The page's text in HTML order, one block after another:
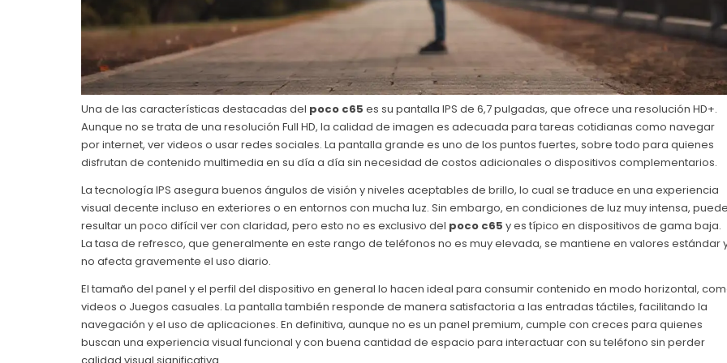
Una de las características destacadas del poco c65 es su pantalla IPS de 6,7 pulgadas, que ofrece una resolución HD+.
Aunque no se trata de una resolución Full HD, la calidad de imagen es adecuada para tareas cotidianas como navegar
por internet, ver videos o usar redes sociales. La pantalla grande es uno de los puntos fuertes, sobre todo para quienes
disfrutan de contenido multimedia en su día a día sin necesidad de costos adicionales o dispositivos complementarios.
La tecnología IPS asegura buenos ángulos de visión y niveles aceptables de brillo, lo cual se traduce en una experiencia
visual decente incluso en exteriores o en entornos con mucha luz. Sin embargo, en condiciones de luz muy intensa, puede
resultar un poco difícil ver con claridad, pero esto no es exclusivo del poco c65 y es típico en dispositivos de gama baja.
La tasa de refresco, que generalmente en este rango de teléfonos no es muy elevada, se mantiene en valores estándar
no afecta gravemente el uso diario.
El tamaño del panel y el perfil del dispositivo en general lo hacen ideal para consumir contenido en modo horizontal,
videos o Juegos casuales. La pantalla también responde de manera satisfactoria a las entradas táctiles, facilitando la
navegación y el uso de aplicaciones. En definitiva, aunque no es un panel premium, cumple con creces para quienes
buscan una experiencia visual funcional y con buena cantidad de espacio para interactuar con su teléfono sin perder